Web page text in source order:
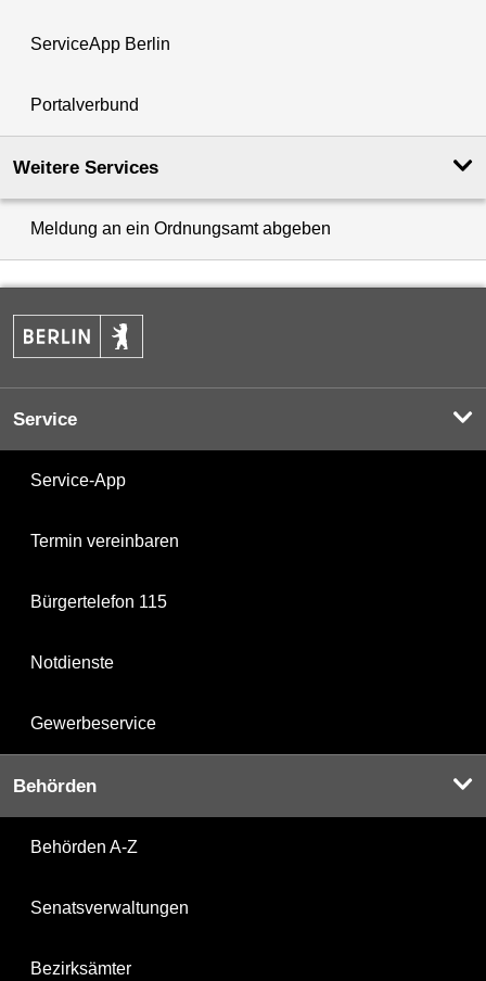
ServiceApp Berlin
Portalverbund
Weitere Services
Meldung an ein Ordnungsamt abgeben
Service
Service-App
Termin vereinbaren
Bürgertelefon 115
Notdienste
Gewerbeservice
Behörden
Behörden A-Z
Senatsverwaltungen
Bezirksämter